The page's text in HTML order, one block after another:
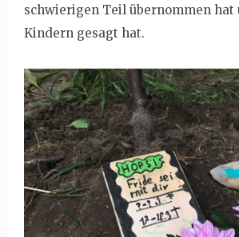
schwierigen Teil übernommen hat
Kindern gesagt hat.